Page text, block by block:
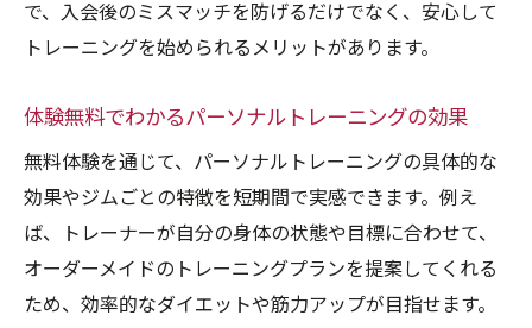
パーソナルトレーニング体験無料の賢い利
用方法
ポイント
体験無料でトレーナーの人柄や指導法を見
極める
人気ランキング活用で体験無料ジムを選ぶ
コツ
で、入会後のミスマッチを防げるだけでなく、安心して
トレーニングを始められるメリットがあります。
体験無料でわかるパーソナルトレーニングの効果
無料体験を通じて、パーソナルトレーニングの具体的な
効果やジムごとの特徴を短期間で実感できます。例え
ば、トレーナーが自分の身体の状態や目標に合わせて、
オーダーメイドのトレーニングプランを提案してくれる
ため、効率的なダイエットや筋力アップが目指せます。